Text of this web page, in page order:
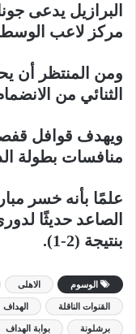
البرازيل يدعى
مركز لاعب الوسط
ومن المنتظر أن
الثنائي من
ويهدف قوافل
منافسات بطولة
علمًا بأنه خسر
الصاعد حديثًا
بنتيجة (2-1).
الوسوم الاهلى
القنوات الناقلة الهداف
برشلونة بوابة الهداف